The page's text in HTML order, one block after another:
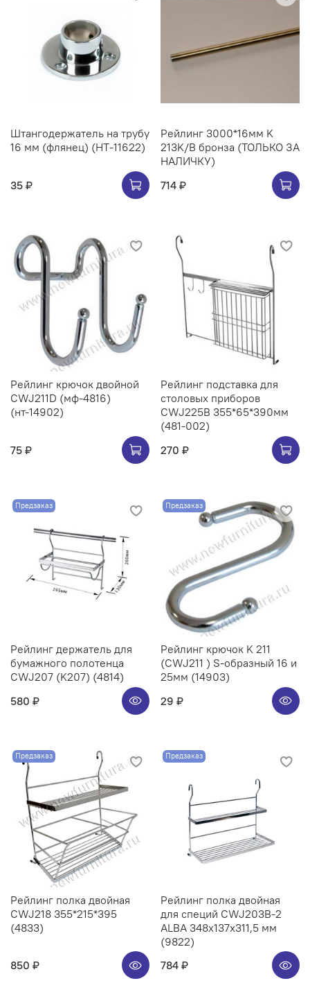
Штангодержатель на трубу
16 мм (флянец) (НТ-11622)
35 ₽
Рейлинг 3000*16мм K
213K/B бронза (ТОЛЬКО ЗА
НАЛИЧКУ)
714 ₽
Рейлинг крючок двойной
CWJ211D (мф-4816)
(нт-14902)
75 ₽
Рейлинг подставка для
столовых приборов
CWJ225B 355*65*390мм
(481-002)
270 ₽
Предзаказ
Рейлинг держатель для
бумажного полотенца
CWJ207 (K207) (4814)
580 ₽
Предзаказ
Рейлинг крючок K 211
(CWJ211 ) S-образный 16 и
25мм (14903)
29 ₽
Предзаказ
Рейлинг полка двойная
CWJ218 355*215*395
(4833)
850 ₽
Предзаказ
Рейлинг полка двойная
для специй CWJ203B-2
ALBA 348x137x311,5 мм
(9822)
784 ₽